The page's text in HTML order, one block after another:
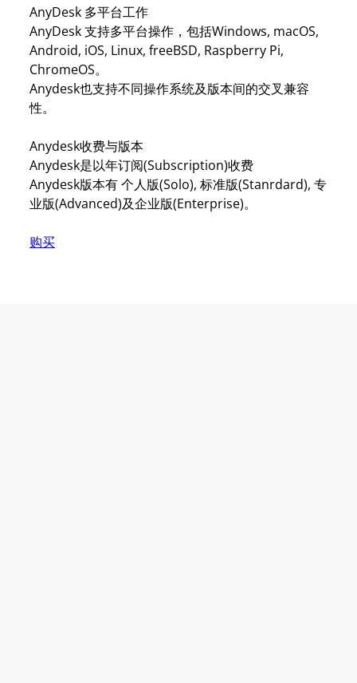
AnyDesk 多平台工作
AnyDesk 支持多平台操作，包括Windows, macOS,
Android, iOS, Linux, freeBSD, Raspberry Pi,
ChromeOS。
Anydesk也支持不同操作系统及版本间的交叉兼容
性。
Anydesk收费与版本
Anydesk是以年订阅(Subscription)收费
Anydesk版本有 个人版(Solo), 标准版(Stanrdard), 专
业版(Advanced)及企业版(Enterprise)。
购买